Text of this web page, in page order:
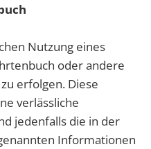
Nutzung eines
oder andere
erfolgen. Diese
verlässliche
jedenfalls die in der
Informationen